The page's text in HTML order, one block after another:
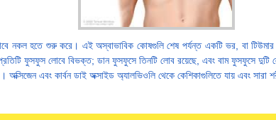
নকল হতে শুরু করে। এই অস্বাভাবিক কোষগুলি শেষ পর্যন্ত একটি ভর, বা
প্রতিটি ফুসফুস লোবে বিভক্ত; ডান ফুসফুসে তিনটি লোব রয়েছে, এবং বাম ফুসফুসে
এবং কার্বন ডাই অক্সাইড অ্যালভিওলি থেকে কেশিকাগুলিতে যায় এবং সারা